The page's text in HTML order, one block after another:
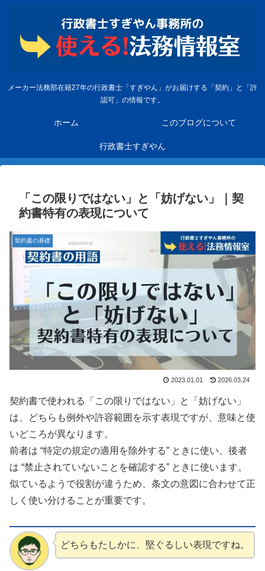
メーカー法務部在籍27年の行政書士「すぎやん」がお届けする「契約」と「許
認可」の情報です。
ホーム このブログについて
行政書士すぎやん
「この限りではない」と「妨げない」｜契
約書特有の表現について
契約書の基礎
2023.01.01 2026.03.24
契約書で使われる「この限りではない」と「妨げない」
は、どちらも例外や許容範囲を示す表現ですが、意味と使
いどころが異なります。
前者は “特定の規定の適用を除外する” ときに使い、後者
は “禁止されていないことを確認する” ときに使います。
似ているようで役割が違うため、条文の意図に合わせて正
しく使い分けることが重要です。
どちらもたしかに、堅ぐるしい表現ですね。